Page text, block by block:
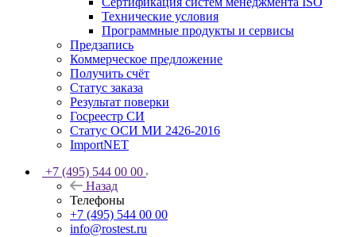
Технические условия
Программные продукты и сервисы
Предзапись
Коммерческое предложение
Получить счёт
Статус заказа
Результат поверки
Госреестр СИ
Статус ОСИ МИ 2426-2016
ImportNET
+7 (495) 544 00 00
Назад
Телефоны
+7 (495) 544 00 00
info@rostest.ru